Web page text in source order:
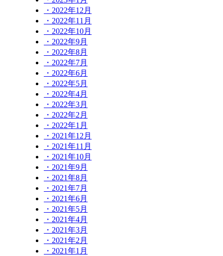
・2022年12月
・2022年11月
・2022年10月
・2022年9月
・2022年8月
・2022年7月
・2022年6月
・2022年5月
・2022年4月
・2022年3月
・2022年2月
・2022年1月
・2021年12月
・2021年11月
・2021年10月
・2021年9月
・2021年8月
・2021年7月
・2021年6月
・2021年5月
・2021年4月
・2021年3月
・2021年2月
・2021年1月